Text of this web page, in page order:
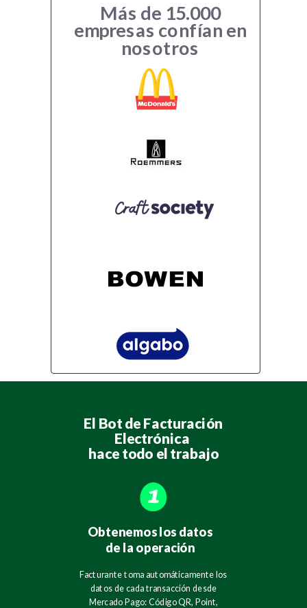
Obtenemos los datos
de la operación
Facturante toma automáticamente los
datos de cada transacción desde
Mercado Pago: Código QR, Point,
El Bot de Facturación
Electrónica
hace todo el trabajo
Más de 15.000
empresas confían en
nosotros